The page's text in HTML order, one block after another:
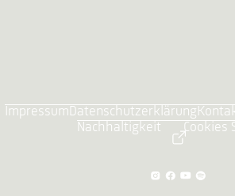
ImpressumDatenschutzerklärung
Nachhaltigkeit
Cookies